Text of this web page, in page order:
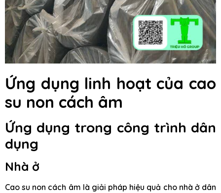
Ứng dụng linh hoạt của cao
su non cách âm
Ứng dụng trong công trình dân
dụng
Nhà ở
Cao su non cách âm là giải pháp hiệu quả cho nhà ở dân